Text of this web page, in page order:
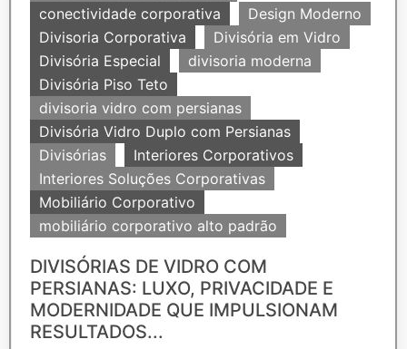
conectividade corporativa
Design Moderno
Divisoria Corporativa
Divisória em Vidro
Divisória Especial
divisoria moderna
Divisória Piso Teto
divisoria vidro com persianas
Divisória Vidro Duplo com Persianas
Divisórias
Interiores Corporativos
Interiores Soluções Corporativas
Mobiliário Corporativo
mobiliário corporativo alto padrão
DIVISÓRIAS DE VIDRO COM
PERSIANAS: LUXO, PRIVACIDADE E
MODERNIDADE QUE IMPULSIONAM
RESULTADOS...